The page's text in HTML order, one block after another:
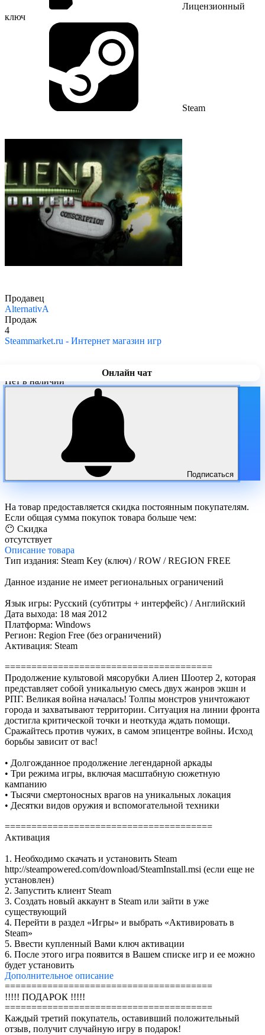
Лицензионный
ключ
Steam
Онлайн чат
Продавец
AlternativA
Продаж
4
Steammarket.ru - Интернет магазин игр
Нет в наличии
Подписаться
На товар предоставляется скидка постоянным покупателям.
Если общая сумма покупок товара больше чем:
😶 Скидка
отсутствует
Описание товара
Тип издания: Steam Key (ключ) / ROW / REGION FREE
Данное издание не имеет региональных ограничений
Язык игры: Русский (субтитры + интерфейс) / Английский
Дата выхода: 18 мая 2012
Платформа: Windows
Регион: Region Free (без ограничений)
Активация: Steam
=======================================
Продолжение культовой мясорубки Алиен Шоотер 2, которая
представляет собой уникальную смесь двух жанров экшн и
РПГ. Великая война началась! Толпы монстров уничтожают
города и захватывают территории. Ситуация на линии фронта
достигла критической точки и неоткуда ждать помощи.
Сражайтесь против чужих, в самом эпицентре войны. Исход
борьбы зависит от вас!
• Долгожданное продолжение легендарной аркады
• Три режима игры, включая масштабную сюжетную
кампанию
• Тысячи смертоносных врагов на уникальных локация
• Десятки видов оружия и вспомогательной техники
=======================================
Активация
1. Необходимо скачать и установить Steam
http://steampowered.com/download/SteamInstall.msi (если еще не
установлен)
2. Запустить клиент Steam
3. Создать новый аккаунт в Steam или зайти в уже
существующий
4. Перейти в раздел «Игры» и выбрать «Активировать в
Steam»
5. Ввести купленный Вами ключ активации
6. После этого игра появится в Вашем списке игр и ее можно
будет установить
Дополнительное описание
=======================================
!!!!! ПОДАРОК !!!!!
=======================================
Каждый третий покупатель, оставивший положительный
отзыв, получит случайную игру в подарок!